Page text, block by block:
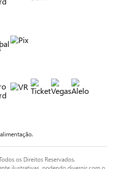
os Direitos Reservados.
ilustrativas, podendo divergir com o